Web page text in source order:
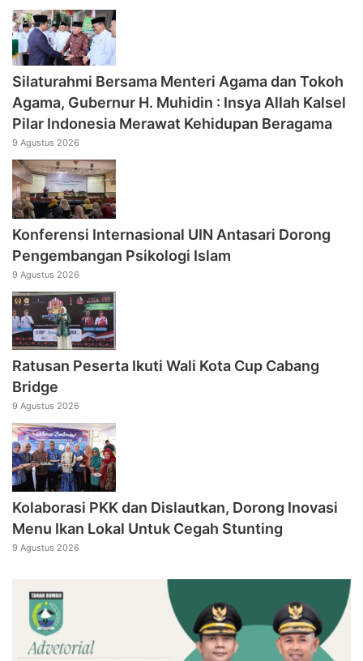
Silaturahmi Bersama Menteri Agama dan Tokoh
Agama, Gubernur H. Muhidin : Insya Allah Kalsel
Pilar Indonesia Merawat Kehidupan Beragama
9 Agustus 2026
Konferensi Internasional UIN Antasari Dorong
Pengembangan Psikologi Islam
9 Agustus 2026
Ratusan Peserta Ikuti Wali Kota Cup Cabang
Bridge
9 Agustus 2026
Kolaborasi PKK dan Dislautkan, Dorong Inovasi
Menu Ikan Lokal Untuk Cegah Stunting
9 Agustus 2026